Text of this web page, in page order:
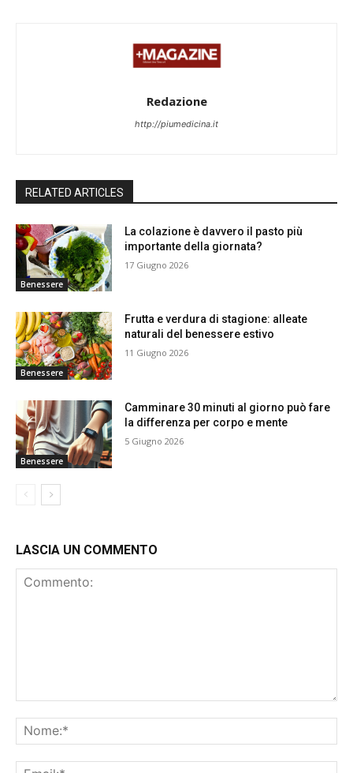
Redazione
http://piumedicina.it
RELATED ARTICLES
Benessere
La colazione è davvero il pasto più
importante della giornata?
17 Giugno 2026
Benessere
Frutta e verdura di stagione: alleate
naturali del benessere estivo
11 Giugno 2026
Benessere
Camminare 30 minuti al giorno può fare
la differenza per corpo e mente
5 Giugno 2026
LASCIA UN COMMENTO